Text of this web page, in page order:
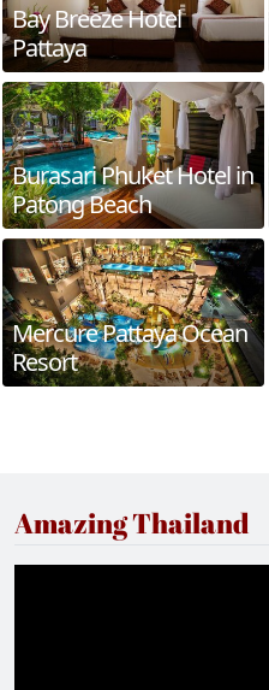
Bay Breeze Hotel
Pattaya
Burasari Phuket Hotel in
Patong Beach
Mercure Pattaya Ocean
Resort
Amazing Thailand